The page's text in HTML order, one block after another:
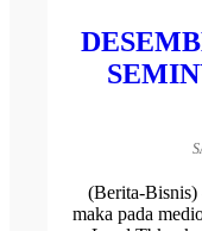
(Berita-Bisnis)
maka pada